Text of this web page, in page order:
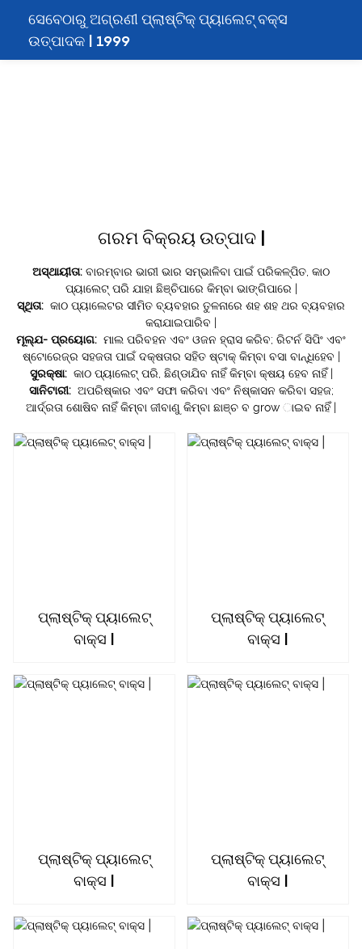
ସେବେଠାରୁ ଅଗ୍ରଣୀ ପ୍ଲାଷ୍ଟିକ୍ ପ୍ୟାଲେଟ୍ ବକ୍ସ
ଉତ୍ପାଦକ | 1999
ଗରମ ବିକ୍ରୟ ଉତ୍ପାଦ |
ଅସ୍ଥାୟୀତା: ବାରମ୍ବାର ଭାରୀ ଭାର ସମ୍ଭାଳିବା ପାଇଁ ପରିକଳ୍ପିତ, କାଠ
ପ୍ୟାଲେଟ୍ ପରି ଯାହା ଛିଞ୍ଚିପାରେ କିମ୍ବା ଭାଙ୍ଗିପାରେ |
ସ୍ଥିତା: କାଠ ପ୍ୟାଲେଟର ସୀମିତ ବ୍ୟବହାର ତୁଳନାରେ ଶହ ଶହ ଥର ବ୍ୟବହାର
କରାଯାଇପାରିବ |
ମୂଲ୍ଯ- ପ୍ରୟୋଗ: ମାଲ ପରିବହନ ଏବଂ ଓଜନ ହ୍ରାସ କରିବ; ରିଟର୍ନ ସିପିଂ ଏବଂ
ଷ୍ଟୋରେଜ୍ର ସହଜତା ପାଇଁ ଦକ୍ଷତାର ସହିତ ଷ୍ଟାକ୍ କିମ୍ବା ବସା ବାନ୍ଧିହେବ |
ସୁରକ୍ଷା: କାଠ ପ୍ୟାଲେଟ୍ ପରି, ଛିଣ୍ଡାଯିବ ନାହିଁ କିମ୍ବା କ୍ଷୟ ହେବ ନାହିଁ |
ସାନିଟାରୀ: ଅପରିଷ୍କାର ଏବଂ ସଫା କରିବା ଏବଂ ନିଷ୍କାସନ କରିବା ସହଜ;
ଆର୍ଦ୍ରତା ଶୋଷିବ ନାହିଁ କିମ୍ବା ଜୀବାଣୁ କିମ୍ବା ଛାଞ୍ଚ ବ grow ାଇବ ନାହିଁ |
ପ୍ଲାଷ୍ଟିକ୍ ପ୍ୟାଲେଟ୍
ବାକ୍ସ |
ପ୍ଲାଷ୍ଟିକ୍ ପ୍ୟାଲେଟ୍
ବାକ୍ସ |
ପ୍ଲାଷ୍ଟିକ୍ ପ୍ୟାଲେଟ୍
ବାକ୍ସ |
ପ୍ଲାଷ୍ଟିକ୍ ପ୍ୟାଲେଟ୍
ବାକ୍ସ |